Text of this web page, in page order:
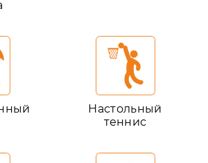
Настольный
теннис